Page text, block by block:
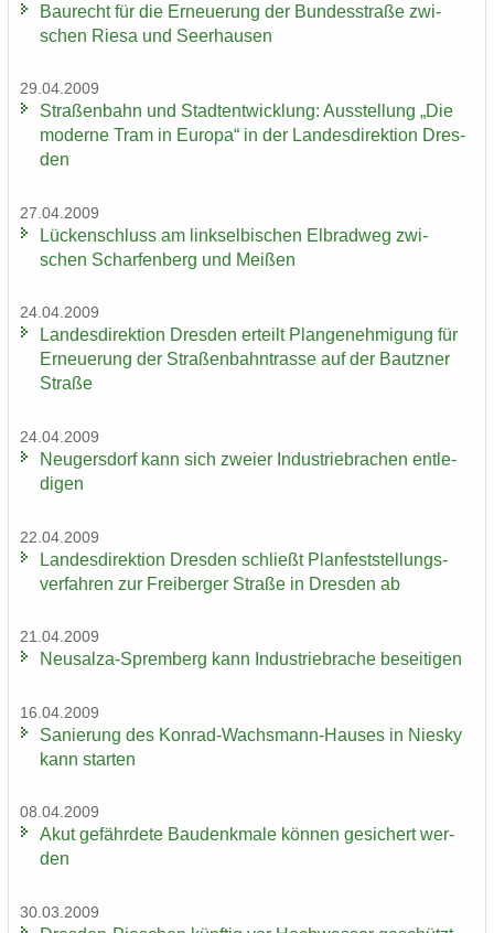
Bau­recht für die Er­neue­rung der Bun­des­stra­ße zwi­
schen Riesa und Seer­hau­sen
29.04.2009
Stra­ßen­bahn und Stadt­ent­wick­lung: Aus­stel­lung „Die
mo­der­ne Tram in Eu­ro­pa“ in der Lan­des­di­rek­ti­on Dres­
den
27.04.2009
Lü­cken­schluss am linksel­bi­schen El­brad­weg zwi­
schen Schar­fen­berg und Mei­ßen
24.04.2009
Lan­des­di­rek­ti­on Dres­den er­teilt Plan­ge­neh­mi­gung für
Er­neue­rung der Stra­ßen­bahn­tras­se auf der Bautz­ner
Stra­ße
24.04.2009
Neu­gers­dorf kann sich zwei­er In­dus­trie­bra­chen ent­le­
di­gen
22.04.2009
Lan­des­di­rek­ti­on Dres­den schließt Plan­fest­stel­lungs­
ver­fah­ren zur Frei­ber­ger Stra­ße in Dres­den ab
21.04.2009
Neusalza-​Spremberg kann In­dus­trie­bra­che be­sei­ti­gen
16.04.2009
Sa­nie­rung des Konrad-​Wachsmann-Hauses in Nies­ky
kann star­ten
08.04.2009
Akut ge­fähr­de­te Bau­denk­ma­le kön­nen ge­si­chert wer­
den
30.03.2009